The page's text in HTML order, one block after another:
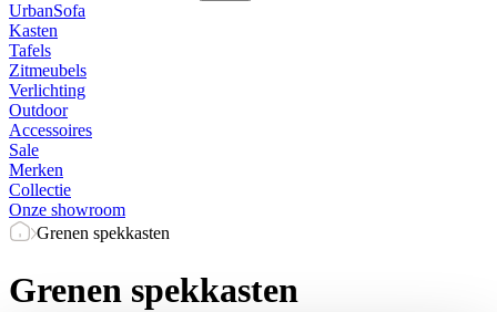
UrbanSofa
Kasten
Tafels
Zitmeubels
Verlichting
Outdoor
Accessoires
Sale
Merken
Collectie
Onze showroom
Grenen spekkasten
Grenen spekkasten